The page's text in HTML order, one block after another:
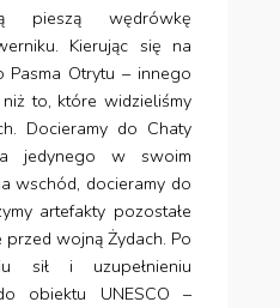
pieszą wędrówkę
Kierując się na
Pasma Otrytu – innego
to, które widzieliśmy
Docieramy do Chaty
jedynego w swoim
wschód, docieramy do
artefakty pozostałe
przed wojną Żydach. Po
sił i uzupełnieniu
obiektu UNESCO –